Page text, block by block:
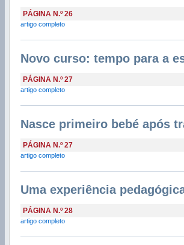
PÁGINA N.º 26
artigo completo
Novo curso: tempo para a
PÁGINA N.º 27
artigo completo
Nasce primeiro bebé após
PÁGINA N.º 27
artigo completo
Uma experiência
PÁGINA N.º 28
artigo completo